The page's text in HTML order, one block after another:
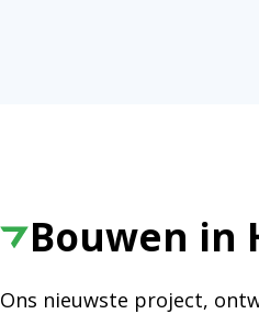
Bouwen in
Ons nieuwste project,